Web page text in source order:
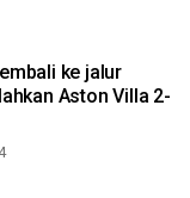
ke jalur
Aston Villa 2-